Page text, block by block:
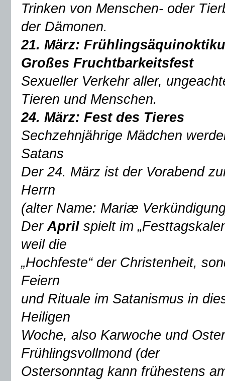
Trinken von Menschen- oder
der Dämonen.
21. März:
Großes Fruchtbarkeitsfest
Sexueller Verkehr aller,
Tieren und Menschen.
24. März: Fest des Tieres
Sechzehnjährige Mädchen
Satans
Der 24. März ist der Vorabend
Herrn
(alter Name: Mariæ
Der April spielt im
weil die
„Hochfeste“ der Christenheit,
Feiern
und Rituale im Satanismus in
Heiligen
Woche, also Karwoche und
Frühlingsvollmond (der
Ostersonntag kann frühestens